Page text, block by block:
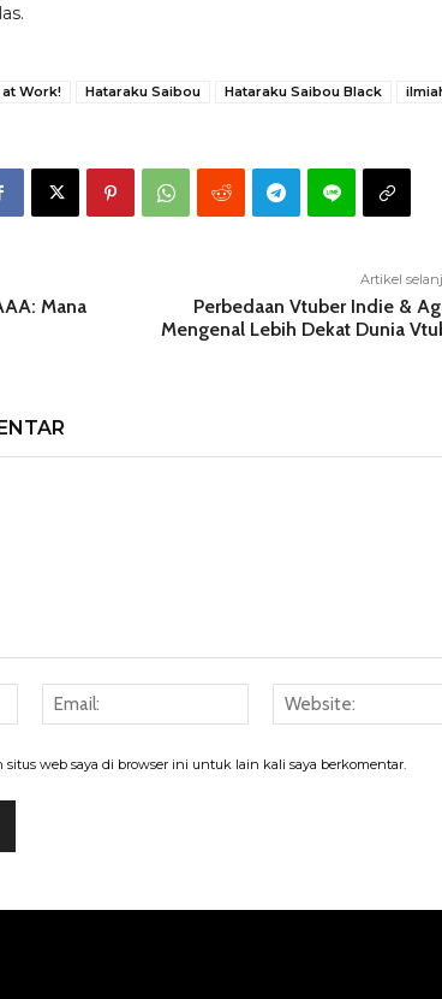
at Work! Hataraku Saibou Hataraku Saibou Black
Mana
Artikel
Perbedaan Vtuber Indie &
Mengenal Lebih Dekat Dunia
Nama:
Email:
situs web saya di browser ini untuk lain kali saya berkomentar.